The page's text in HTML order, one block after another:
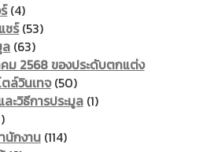
44
products
ชร์ 5353
ล 6363
products
คม 2568 ของประดับตกแต่ง
ล์วินเทจ 5050
products
ะวิธีการประมูล 11
248
products
นักงาน 114114